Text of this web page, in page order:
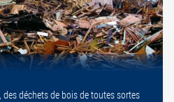
déchets de bois de toutes sortes